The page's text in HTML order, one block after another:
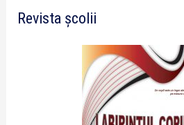
Revista școlii